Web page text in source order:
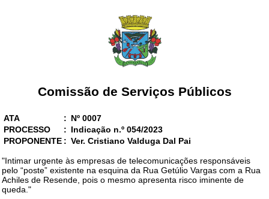
Comissão de Serviços Públicos
ATA : Nº 0007
PROCESSO
: Indicação n.º 054/2023
PROPONENTE : Ver. Cristiano Valduga Dal Pai
"Intimar urgente às empresas de telecomunicações responsáveis
pelo “poste” existente na esquina da Rua Getúlio Vargas com a Rua
Achiles de Resende, pois o mesmo apresenta risco iminente de
queda."